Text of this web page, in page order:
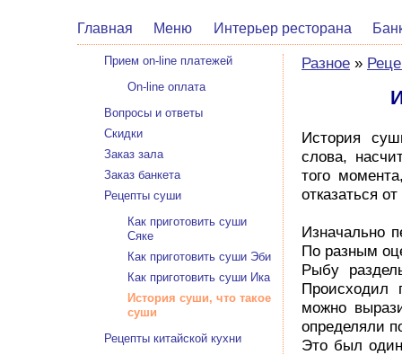
Главная Меню Интерьер ресторана
Разное »
История
слова,
того
отказаться
Изначально
По разным
Рыбу
Происходил
можно
определяли
Это был
Прием on-line платежей
On-line оплата
Вопросы и ответы
Скидки
Заказ зала
Заказ банкета
Рецепты суши
Как приготовить суши
Сяке
Как приготовить суши Эби
Как приготовить суши Ика
История суши, что такое
суши
Рецепты китайской кухни